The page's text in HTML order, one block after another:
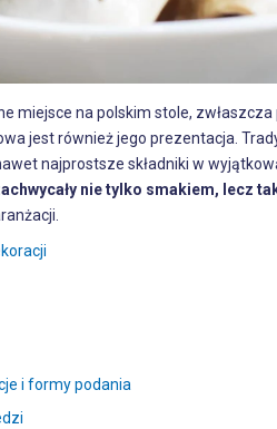
miejsce na polskim stole,
jest również jego prezentacja.
najprostsze składniki w
nie tylko smakiem, lecz
i formy podania